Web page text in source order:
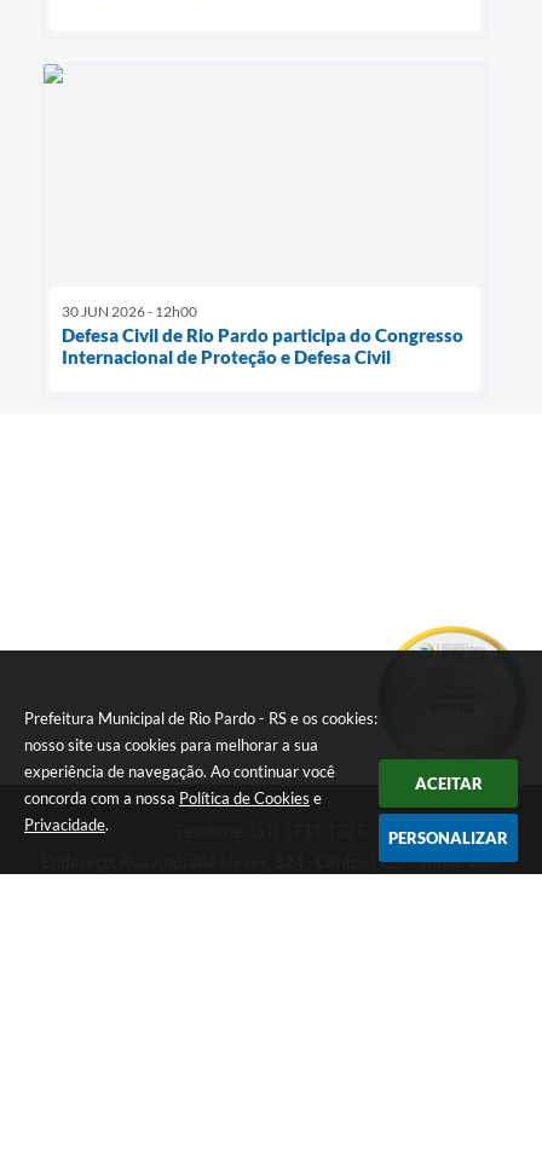
Prefeitura Municipal de Rio Pardo - RS e os cookies:
nosso site usa cookies para melhorar a sua
experiência de navegação. Ao continuar você
concorda com a nossa Política de Cookies e
Privacidade.
ACEITAR
PERSONALIZAR
30 JUN 2026 - 12h00
Defesa Civil de Rio Pardo participa do Congresso
Internacional de Proteção e Defesa Civil
Endereço: Rua Andrade Neves, 324 - Centro | CEP: 96640-000